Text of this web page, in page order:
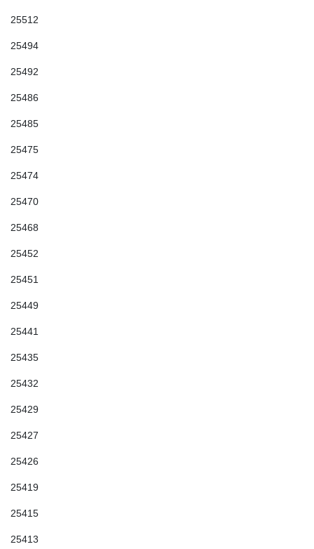
25512
25494
25492
25486
25485
25475
25474
25470
25468
25452
25451
25449
25441
25435
25432
25429
25427
25426
25419
25415
25413